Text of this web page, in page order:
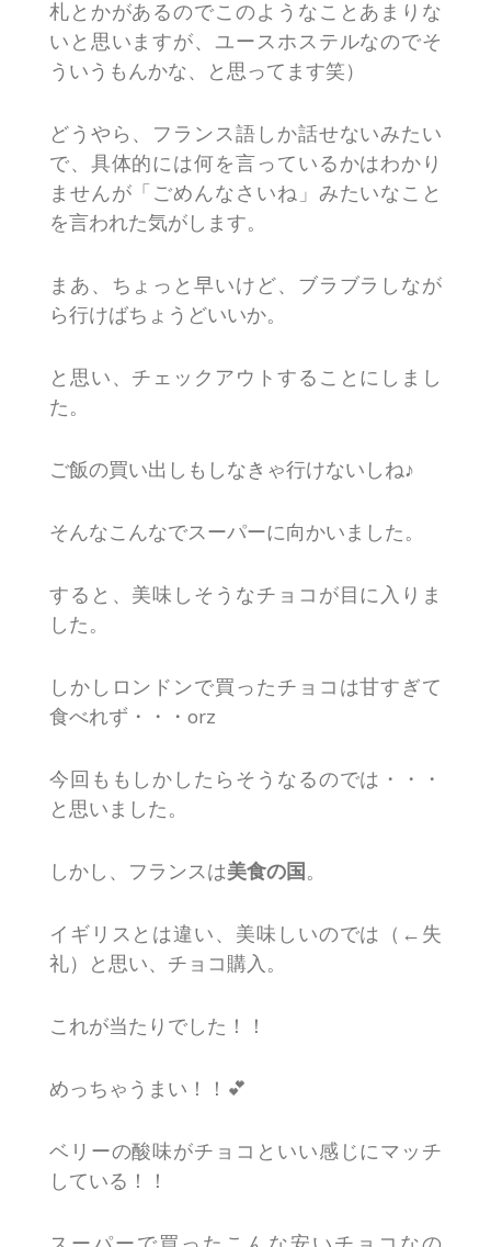
札とかがあるのでこのようなことあまりな
いと思いますが、ユースホステルなのでそ
ういうもんかな、と思ってます笑）
どうやら、フランス語しか話せないみたい
で、具体的には何を言っているかはわかり
ませんが「ごめんなさいね」みたいなこと
を言われた気がします。
まあ、ちょっと早いけど、ブラブラしなが
ら行けばちょうどいいか。
と思い、チェックアウトすることにしまし
た。
ご飯の買い出しもしなきゃ行けないしね♪
そんなこんなでスーパーに向かいました。
すると、美味しそうなチョコが目に入りま
した。
しかしロンドンで買ったチョコは甘すぎて
食べれず・・・orz
今回ももしかしたらそうなるのでは・・・
と思いました。
しかし、フランスは美食の国。
イギリスとは違い、美味しいのでは（←失
礼）と思い、チョコ購入。
これが当たりでした！！
めっちゃうまい！！💕
ベリーの酸味がチョコといい感じにマッチ
している！！